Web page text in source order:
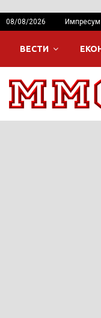
08/08/2026 Импресум
ВЕСТИ